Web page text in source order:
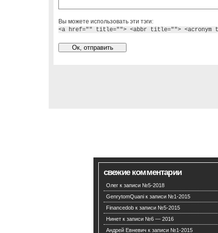
Вы можете использовать эти тэги:
<a href="" title=""> <abbr title=""> <acronym
свежие комментарии
Олег к записи №5-2018
GenrytomQuani к записи №1-2015
Financedob к записи №5-2015
Нинет к записи №6 — 2016
Андрей Евневич к записи №1-2015